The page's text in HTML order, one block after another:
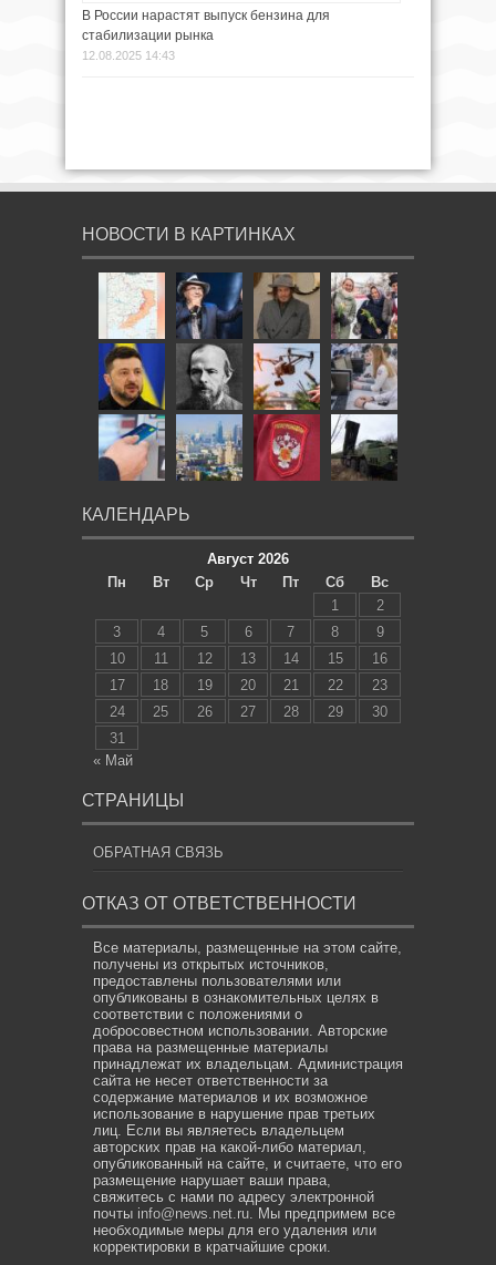
В России нарастят выпуск бензина для
стабилизации рынка
12.08.2025 14:43
НОВОСТИ В КАРТИНКАХ
КАЛЕНДАРЬ
Август 2026
Пн
Вт Ср Чт Пт Сб
Вс
1
2
3
4 5 6 7 8
9
10
11 12 13 14 15
16
17
18 19 20 21 22
23
24
25 26 27 28 29
30
31
« Май
СТРАНИЦЫ
ОБРАТНАЯ СВЯЗЬ
ОТКАЗ ОТ ОТВЕТСТВЕННОСТИ
Все материалы, размещенные на этом сайте,
получены из открытых источников,
предоставлены пользователями или
опубликованы в ознакомительных целях в
соответствии с положениями о
добросовестном использовании. Авторские
права на размещенные материалы
принадлежат их владельцам. Администрация
сайта не несет ответственности за
содержание материалов и их возможное
использование в нарушение прав третьих
лиц. Если вы являетесь владельцем
авторских прав на какой-либо материал,
опубликованный на сайте, и считаете, что его
размещение нарушает ваши права,
свяжитесь с нами по адресу электронной
почты info@news.net.ru. Мы предпримем все
необходимые меры для его удаления или
корректировки в кратчайшие сроки.